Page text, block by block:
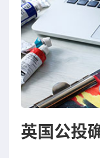
英国公投